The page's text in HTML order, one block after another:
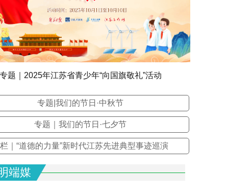
专题｜2025年江苏省青少年“向国旗敬礼”活动
专题|我们的节日·中秋节
专题｜我们的节日·七夕节
｜“道德的力量”新时代江苏先进典型事迹巡演
端媒